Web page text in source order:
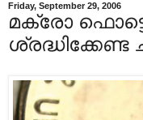
Friday, September 29, 2006
മക്രോ